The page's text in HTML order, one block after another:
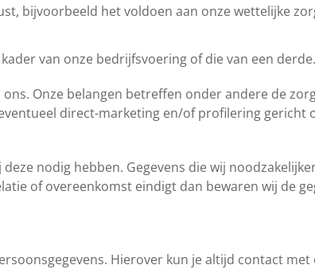
bijvoorbeeld het voldoen aan onze wettelijke
van onze bedrijfsvoering of die van een derde.
Onze belangen betreffen onder andere de
direct-marketing en/of profilering gericht
nodig hebben. Gegevens die wij
of overeenkomst eindigt dan bewaren wij de
Hierover kun je altijd contact